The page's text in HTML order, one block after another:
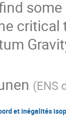
(ENS
et inégalités